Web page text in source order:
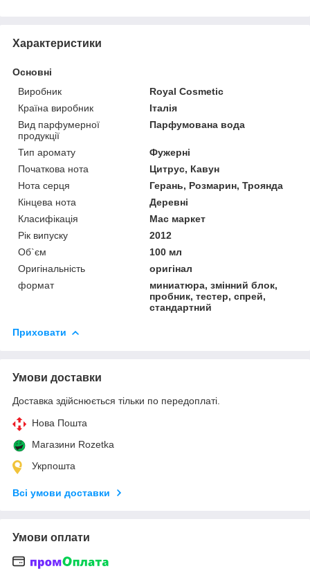
Характеристики
Основні
Виробник
Royal Cosmetic
Країна виробник
Італія
Вид парфумерної
продукції
Парфумована вода
Тип аромату
Фужерні
Початкова нота
Цитрус, Кавун
Нота серця
Герань, Розмарин, Троянда
Кінцева нота
Деревні
Класифікація
Мас маркет
Рік випуску
2012
Об`єм
100 мл
Оригінальність
оригінал
формат
миниатюра, змінний блок,
пробник, тестер, спрей,
стандартний
Приховати
Умови доставки
Доставка здійснюється тільки по передоплаті.
Нова Пошта
Магазини Rozetka
Укрпошта
Всі умови доставки
Умови оплати